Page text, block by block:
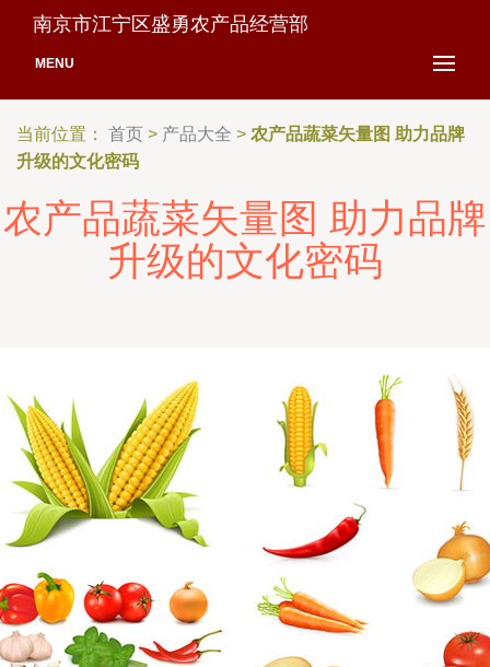
南京市江宁区盛勇农产品经营部
MENU
当前位置： 首页 > 产品大全 > 农产品蔬菜矢量图 助力品牌
升级的文化密码
农产品蔬菜矢量图 助力品牌
升级的文化密码